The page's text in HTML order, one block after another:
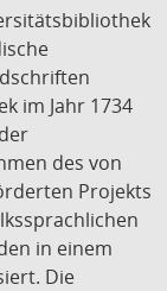
im Jahr 1734
des von
Projekts
in einem
Die